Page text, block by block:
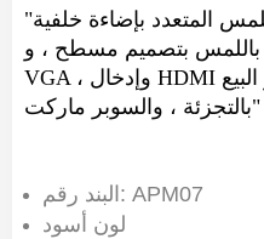
"شاشة تعمل باللمس المتعدد بإضاءة خلفية LED مقاس
باللمس بتصميم مسطح ، و
VGA ، وإدخال HDMI اختياري ، للمطعم ، ومتجر البيع
بالتجزئة ، والسوبر ماركت"
البند رقم: APM07
لون أسود